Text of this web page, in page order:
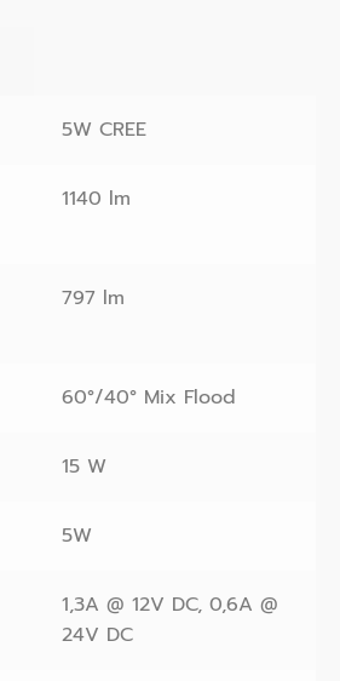
5W CREE
1140 lm
797 lm
60°/40° Mix Flood
15 W
5W
1,3A @ 12V DC, 0,6A @
24V DC